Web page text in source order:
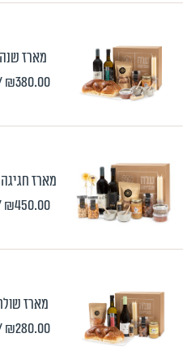
מארז
₪380.00
מארז
₪450.00
מארז
₪280.00